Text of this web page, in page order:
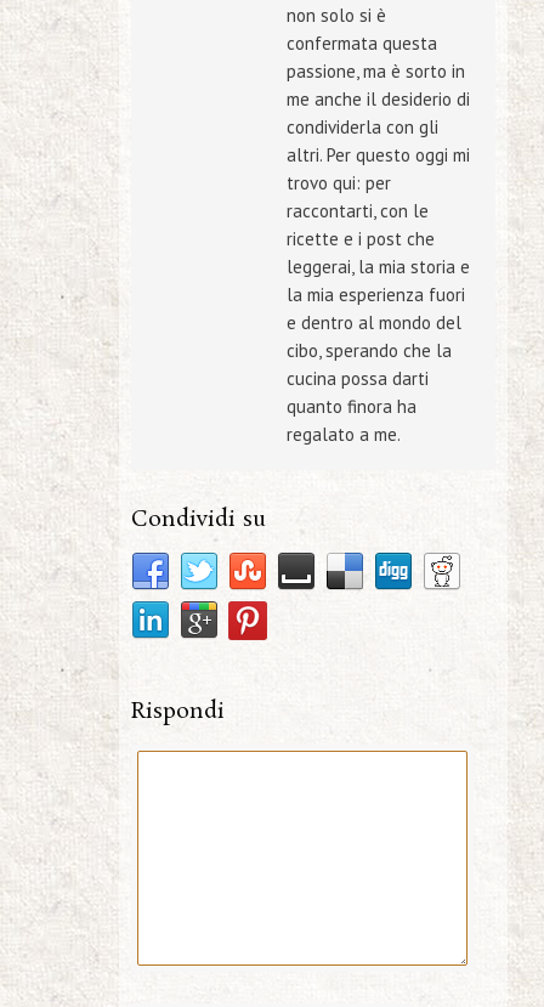
non solo si è
confermata questa
passione, ma è sorto in
me anche il desiderio di
condividerla con gli
altri. Per questo oggi mi
trovo qui: per
raccontarti, con le
ricette e i post che
leggerai, la mia storia e
la mia esperienza fuori
e dentro al mondo del
cibo, sperando che la
cucina possa darti
quanto finora ha
regalato a me.
Condividi su
Rispondi